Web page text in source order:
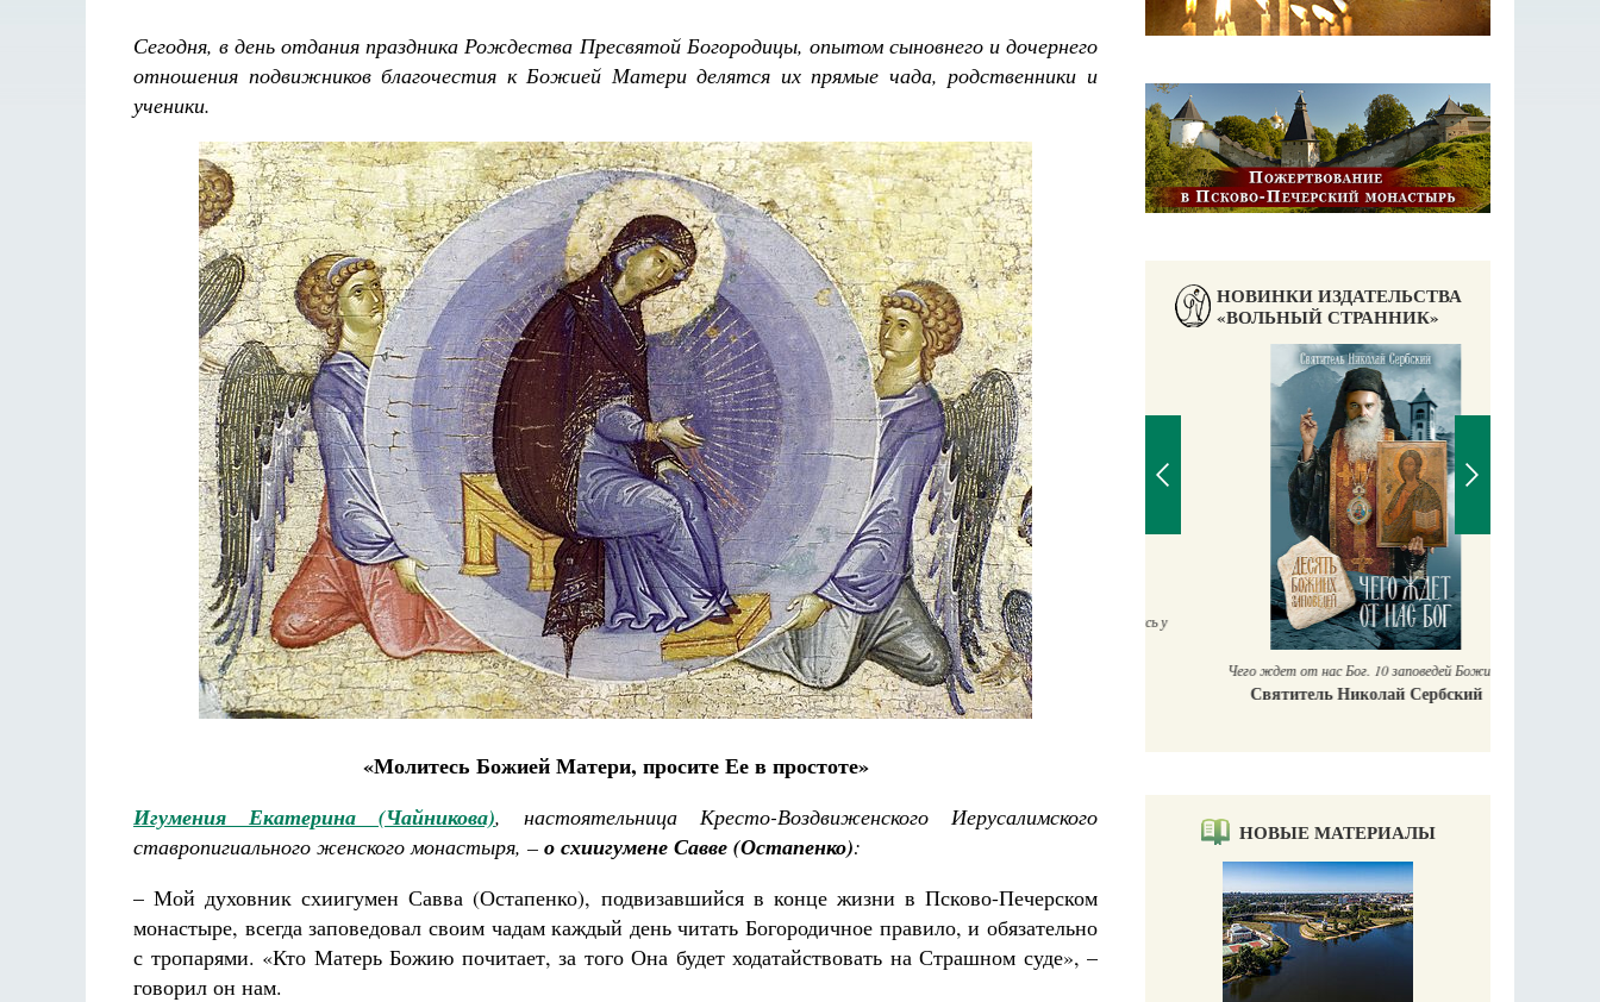
Сегодня, в день отдания праздника Рождества Пресвятой Богородицы, опытом сыновнего и дочернего
отношения подвижников благочестия к Божией Матери делятся их прямые чада, родственники и
ученики.
«Молитесь Божией Матери, просите Ее в простоте»
Игумения Екатерина (Чайникова), настоятельница Кресто-Воздвиженского Иерусалимского
ставропигиального женского монастыря, – о схиигумене Савве (Остапенко):
– Мой духовник схиигумен Савва (Остапенко), подвизавшийся в конце жизни в Псково-Печерском
монастыре, всегда заповедовал своим чадам каждый день читать Богородичное правило, и обязательно
с тропарями. «Кто Матерь Божию почитает, за того Она будет ходатайствовать на Страшном суде», –
говорил он нам.
НОВИНКИ ИЗДАТЕЛЬСТВА
«ВОЛЬНЫЙ СТРАННИК»
Разлуки не будет
Фредерика де Грааф Как найти своё место в жизни
Кирилл Мурышев
Великомученик Георгий Победоносец. Научись у
святого
Роман Котов Чего ждет от нас Бог. 10 заповедей Божиих
Святитель Николай Сербский
НОВЫЕ МАТЕРИАЛЫ